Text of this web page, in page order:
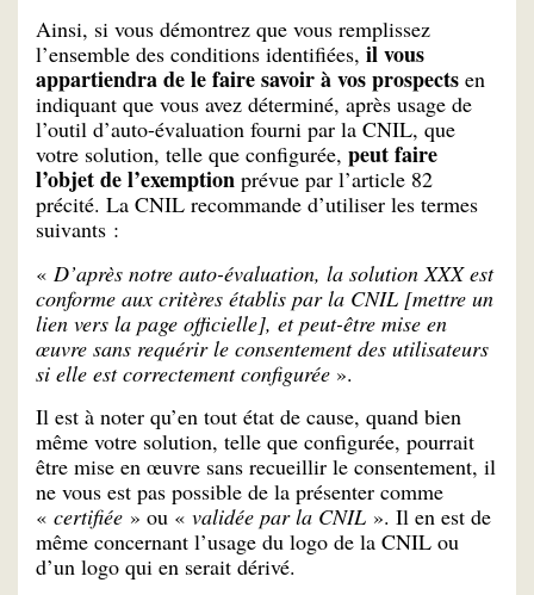
Ainsi, si vous démontrez que vous remplissez
l’ensemble des conditions identifiées, il vous
appartiendra de le faire savoir à vos prospects en
indiquant que vous avez déterminé, après usage de
l’outil d’auto-évaluation fourni par la CNIL, que
votre solution, telle que configurée, peut faire
l’objet de l’exemption prévue par l’article 82
précité. La CNIL recommande d’utiliser les termes
suivants :
« D’après notre auto-évaluation, la solution XXX est
conforme aux critères établis par la CNIL [mettre un
lien vers la page officielle], et peut-être mise en
œuvre sans requérir le consentement des utilisateurs
si elle est correctement configurée ».
Il est à noter qu’en tout état de cause, quand bien
même votre solution, telle que configurée, pourrait
être mise en œuvre sans recueillir le consentement, il
ne vous est pas possible de la présenter comme
« certifiée » ou « validée par la CNIL ». Il en est de
même concernant l’usage du logo de la CNIL ou
d’un logo qui en serait dérivé.